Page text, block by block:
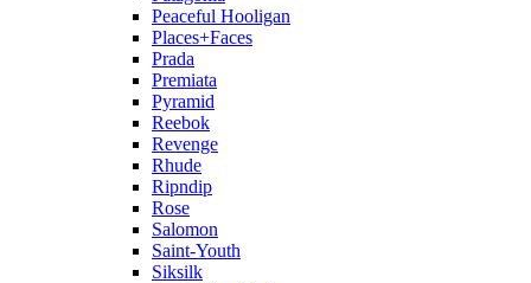
Peaceful Hooligan
Places+Faces
Prada
Premiata
Pyramid
Reebok
Revenge
Rhude
Ripndip
Rose
Salomon
Saint-Youth
Siksilk